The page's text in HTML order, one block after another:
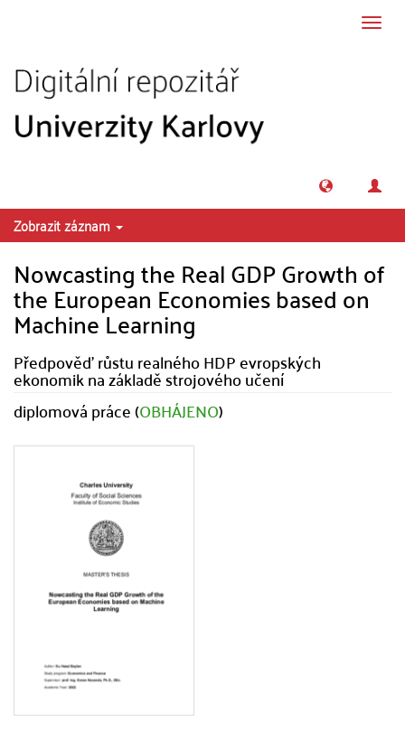
Zobrazit záznam
Nowcasting the Real GDP Growth of
the European Economies based on
Machine Learning
Předpověď růstu realného HDP evropských
ekonomik na základě strojového učení
diplomová práce (OBHÁJENO)